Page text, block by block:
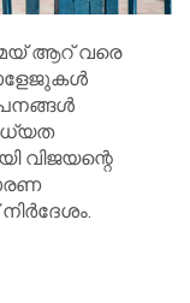
ആറ് വരെ
വിജയന്റെ